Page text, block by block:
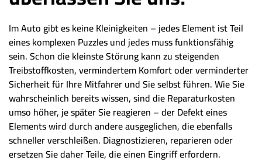
Im Auto gibt es keine Kleinigkeiten – jedes Element ist Teil
eines komplexen Puzzles und jedes muss funktionsfähig
sein. Schon die kleinste Störung kann zu steigenden
Treibstoffkosten, vermindertem Komfort oder verminderter
Sicherheit für Ihre Mitfahrer und Sie selbst führen. Wie Sie
wahrscheinlich bereits wissen, sind die Reparaturkosten
umso höher, je später Sie reagieren – der Defekt eines
Elements wird durch andere ausgeglichen, die ebenfalls
schneller verschleißen. Diagnostizieren, reparieren oder
ersetzen Sie daher Teile, die einen Eingriff erfordern.